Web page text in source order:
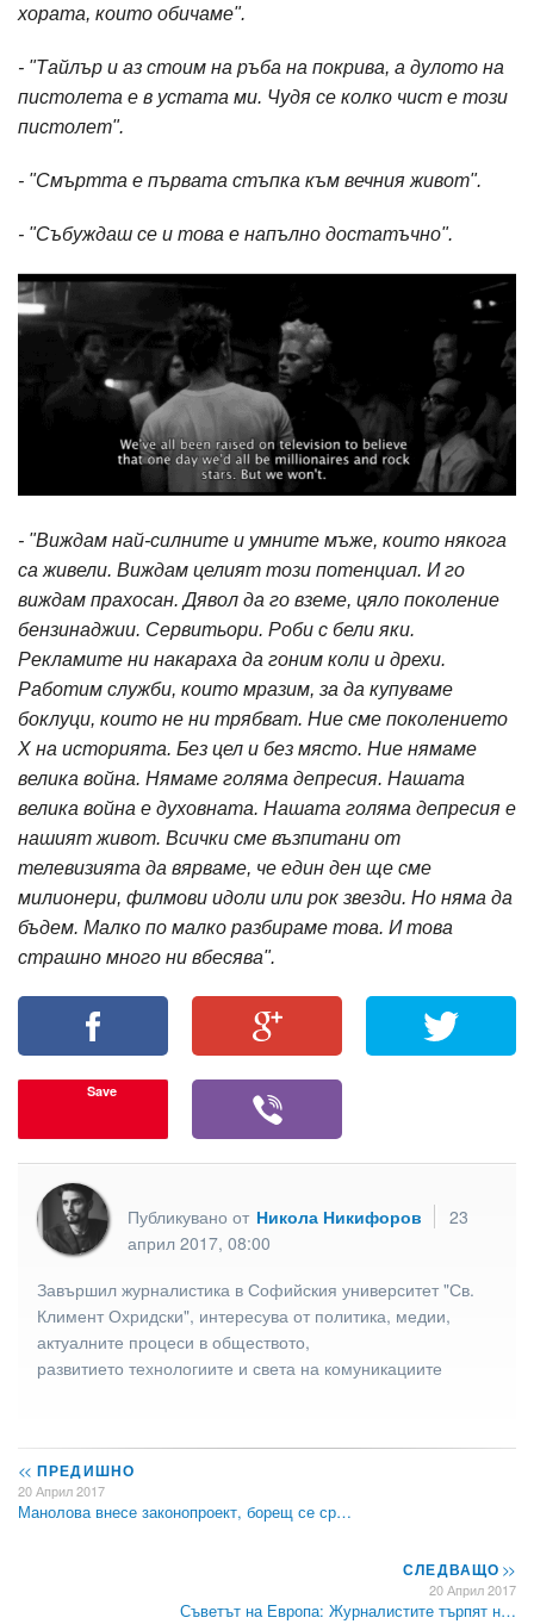
хората, които обичаме".
- "Тайлър и аз стоим на ръба на покрива, а дулото на
пистолета е в устата ми. Чудя се колко чист е този
пистолет".
- "Смъртта е първата стъпка към вечния живот".
- "Събуждаш се и това е напълно достатъчно".
- "Виждам най-силните и умните мъже, които някога
са живели. Виждам целият този потенциал. И го
виждам прахосан. Дявол да го вземе, цяло поколение
бензинаджии. Сервитьори. Роби с бели яки.
Рекламите ни накараха да гоним коли и дрехи.
Работим служби, които мразим, за да купуваме
боклуци, които не ни трябват. Ние сме поколението
Х на историята. Без цел и без място. Ние нямаме
велика война. Нямаме голяма депресия. Нашата
велика война е духовната. Нашата голяма депресия е
нашият живот. Всички сме възпитани от
телевизията да вярваме, че един ден ще сме
милионери, филмови идоли или рок звезди. Но няма да
бъдем. Малко по малко разбираме това. И това
страшно много ни вбесява".
Save
Публикувано от Никола Никифоров
23
април 2017, 08:00
Завършил журналистика в Софийския университет "Св.
Климент Охридски", интересува от политика, медии,
актуалните процеси в обществото,
развитието технологиите и света на комуникациите
<< ПРЕДИШНО
20 Април 2017
Манолова внесе законопроект, борещ се ср…
СЛЕДВАЩО>>
20 Април 2017
Съветът на Европа: Журналистите търпят н…